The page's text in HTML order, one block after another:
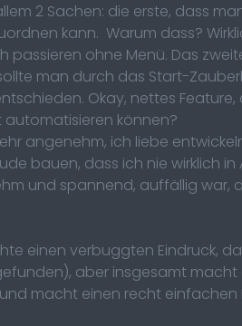
2 Sachen: die erste, dass
kann. Warum dass?
passieren ohne Menü. Das
man durch das Start-
Okay, nettes
können?
angenehm, ich liebe
bauen, dass ich nie wirklich
und spannend, auffällig
einen verbuggten Eindruck,
aber insgesamt macht
macht einen recht einfachen